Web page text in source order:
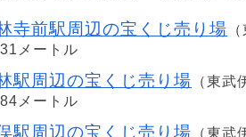
寺前駅周辺の宝くじ売り場
メートル
駅周辺の宝くじ売り場 （東
メートル
駅周辺の宝くじ売り場 （東武